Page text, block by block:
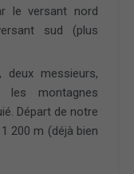
le versant nord
sud (plus
messieurs,
les montagnes
Départ de notre
200 m (déjà bien